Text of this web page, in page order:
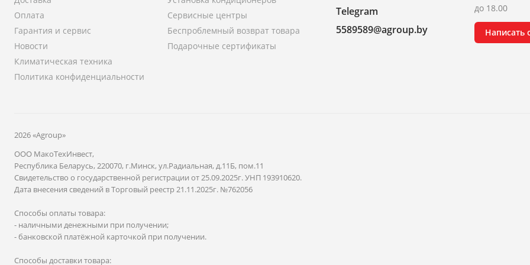
Оплата
Гарантия и сервис
Новости
Климатическая техника
Политика конфиденциальности
Сервисные центры
Беспроблемный возврат товара
Подарочные сертификаты
Telegram
5589589@agroup.by
до 18.00
Написать
2026 «Agroup»
ООО МакоТехИнвест,
Республика Беларусь, 220070, г.Минск, ул.Радиальная, д.11Б, пом.11
Свидетельство о государственной регистрации от 25.09.2025г. УНП 193910620.
Дата внесения сведений в Торговый реестр 21.11.2025г. №762056
Способы оплаты товара:
- наличными денежными при получении;
- банковской платёжной карточкой при получении.
Способы доставки товара: